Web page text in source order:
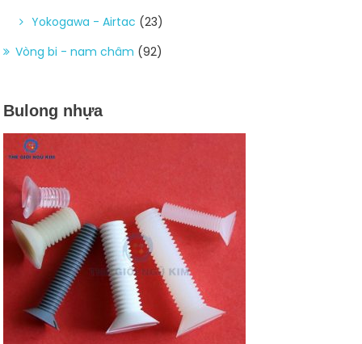
Yokogawa - Airtac (23)
Vòng bi - nam châm (92)
Bulong nhựa